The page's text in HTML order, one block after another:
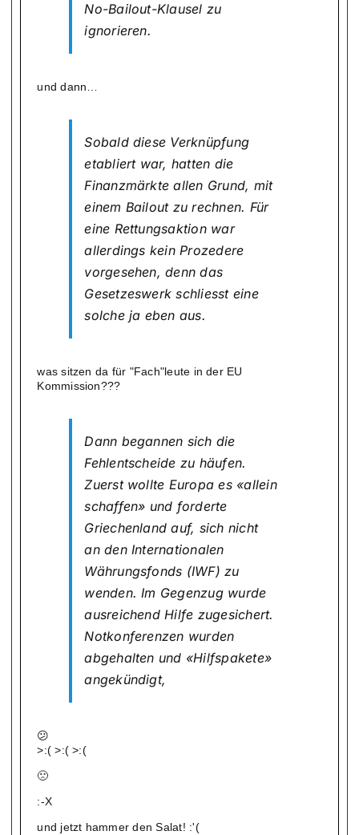
No-Bailout-Klausel zu
ignorieren.
und dann…
Sobald diese Verknüpfung
etabliert war, hatten die
Finanzmärkte allen Grund, mit
einem Bailout zu rechnen. Für
eine Rettungsaktion war
allerdings kein Prozedere
vorgesehen, denn das
Gesetzeswerk schliesst eine
solche ja eben aus.
was sitzen da für "Fach"leute in der EU
Kommission???
Dann begannen sich die
Fehlentscheide zu häufen.
Zuerst wollte Europa es «allein
schaffen» und forderte
Griechenland auf, sich nicht
an den Internationalen
Währungsfonds (IWF) zu
wenden. Im Gegenzug wurde
ausreichend Hilfe zugesichert.
Notkonferenzen wurden
abgehalten und «Hilfspakete»
angekündigt,
😕
>:( >:( >:(
🙁
:-X
und jetzt hammer den Salat! :'(